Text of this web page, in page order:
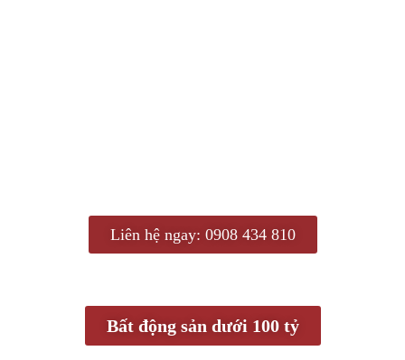
Liên hệ ngay: 0908 434 810
Bất động sản dưới 100 tỷ